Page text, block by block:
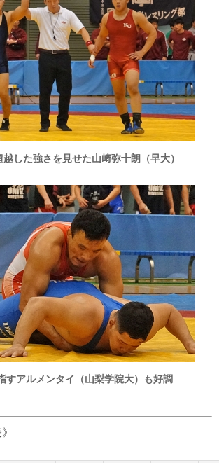
越した強さを見せた山﨑弥十朗（早大）
すアルメンタイ（山梨学院大）も好調